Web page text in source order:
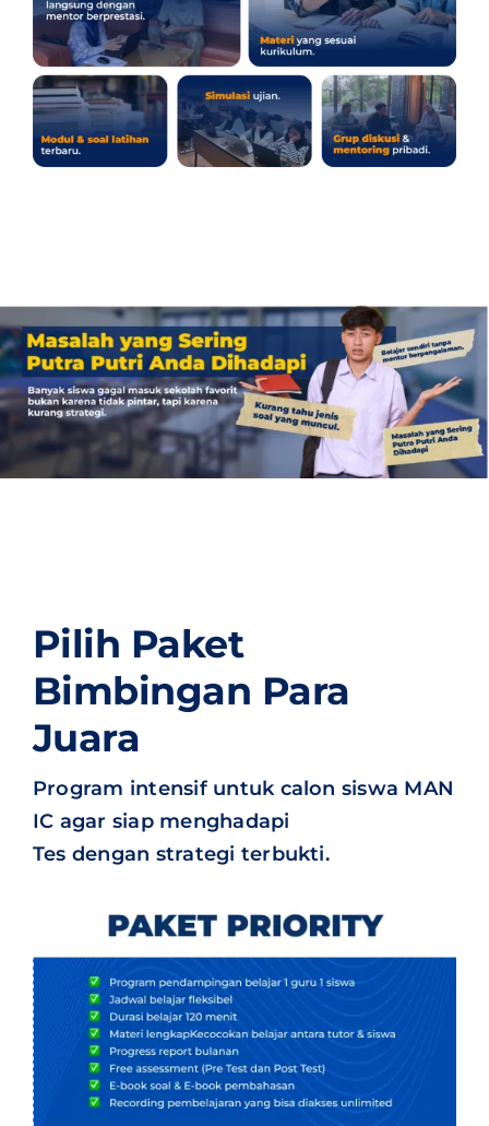
Pilih Paket
Bimbingan Para
Juara
Program intensif untuk calon siswa MAN
IC agar siap menghadapi
Tes dengan strategi terbukti.